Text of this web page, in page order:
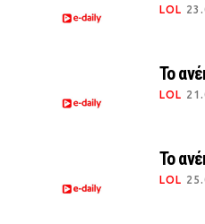
LOL
Το
LOL
Το
LOL